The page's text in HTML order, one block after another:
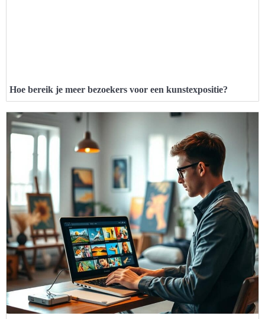
Hoe bereik je meer bezoekers voor een kunstexpositie?